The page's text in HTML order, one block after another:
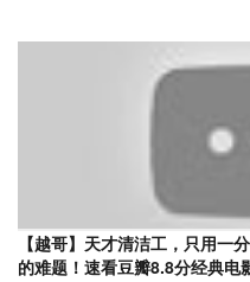
【越哥】天才清洁工，只用一
的难题！速看豆瓣8.8分经典电